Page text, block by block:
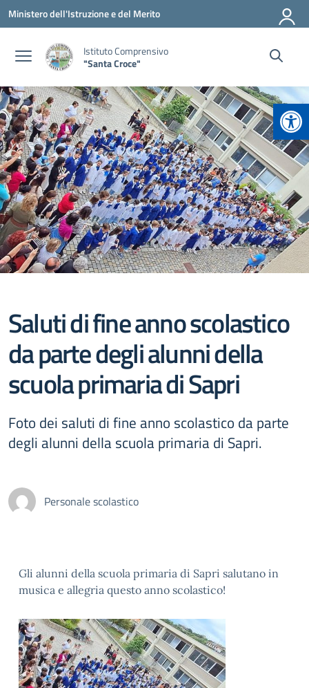
Vai ai contenuti
Vai al menu di navigazione
Vai al footer
Ministero dell'Istruzione e del Merito
Istituto Comprensivo
"Santa Croce"
Saluti di fine anno scolastico
da parte degli alunni della
scuola primaria di Sapri
Foto dei saluti di fine anno scolastico da parte
degli alunni della scuola primaria di Sapri.
Personale scolastico
Gli alunni della scuola primaria di Sapri salutano in
musica e allegria questo anno scolastico!